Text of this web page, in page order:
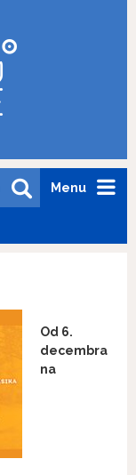
Menu
Od 6.
decembra
na